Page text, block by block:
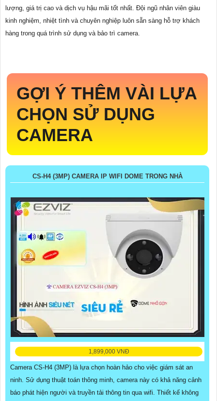
lượng, giá trị cao và dịch vụ hậu mãi tốt nhất. Đội ngũ nhân viên giàu
kinh nghiệm, nhiệt tình và chuyên nghiệp luôn sẵn sàng hỗ trợ khách
hàng trong quá trình sử dụng và bảo trì camera.
GỢI Ý THÊM VÀI LỰA
CHỌN SỬ DỤNG
CAMERA
CS-H4 (3MP) CAMERA IP WIFI DOME TRONG NHÀ
1,899,000 VNĐ
Camera CS-H4 (3MP) là lựa chọn hoàn hảo cho việc giám sát an
ninh. Sử dụng thuật toán thông minh, camera này có khả năng cảnh
báo phát hiện người và truyền tải thông tin qua wifi. Thiết kế không